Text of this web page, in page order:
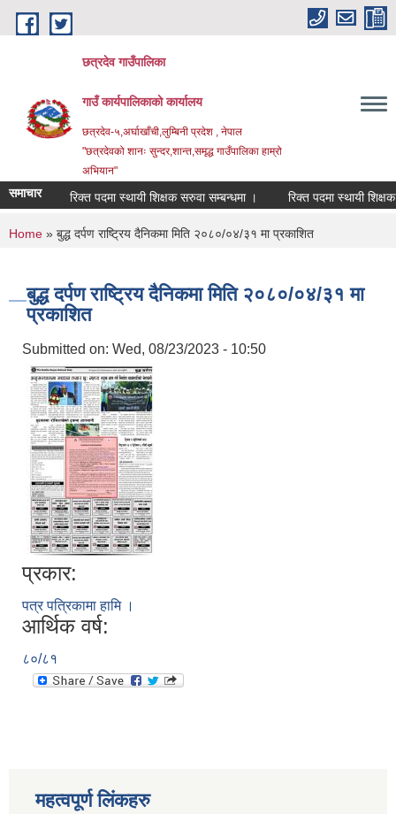
Skip to main content
छत्रदेव गाउँपालिका
गाउँ कार्यपालिकाको कार्यालय
छत्रदेव-५,अर्घाखाँची,लुम्बिनी प्रदेश , नेपाल
"छत्रदेवको शानः सुन्दर,शान्त,समृद्ध गाउँपालिका हाम्रो
अभियान"
समाचार रिक्त पदमा स्थायी शिक्षक सरुवा सम्बन्धमा । रिक्त पदमा स्थायी शिक्षक
You are here
Home » बुद्ध दर्पण राष्ट्रिय दैनिकमा मिति २०८०/०४/३१ मा प्रकाशित
बुद्ध दर्पण राष्ट्रिय दैनिकमा मिति २०८०/०४/३१ मा
प्रकाशित
Submitted on: Wed, 08/23/2023 - 10:50
प्रकार:
पत्र पत्रिकामा हामि ।
आर्थिक वर्ष:
८०/८१
महत्वपूर्ण लिंकहरु